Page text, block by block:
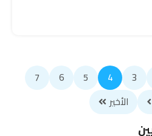
3
4
5
6
7
الأخير